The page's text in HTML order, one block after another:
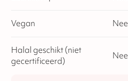
Vegan Nee
Halal geschikt (niet
gecertificeerd)
Nee